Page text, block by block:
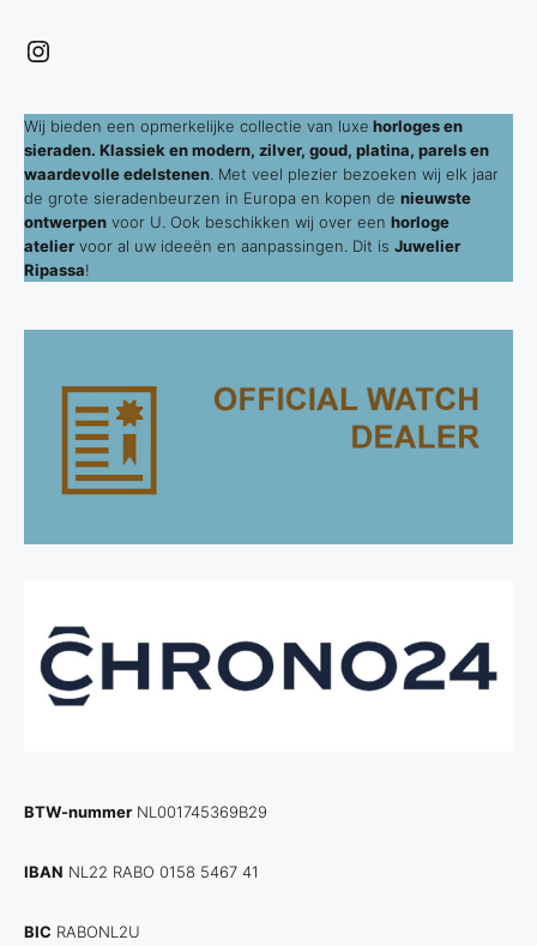
Instagram
Wij bieden een opmerkelijke collectie van luxe horloges en
sieraden. Klassiek en modern, zilver, goud, platina, parels en
waardevolle edelstenen . Met veel plezier bezoeken wij elk jaar
de grote sieradenbeurzen in Europa en kopen de nieuwste
ontwerpen voor U. Ook beschikken wij over een horloge
atelier voor al uw ideeën en aanpassingen. Dit is Juwelier
Ripassa!
BTW-nummer NL001745369B29
IBAN NL22 RABO 0158 5467 41
BIC RABONL2U